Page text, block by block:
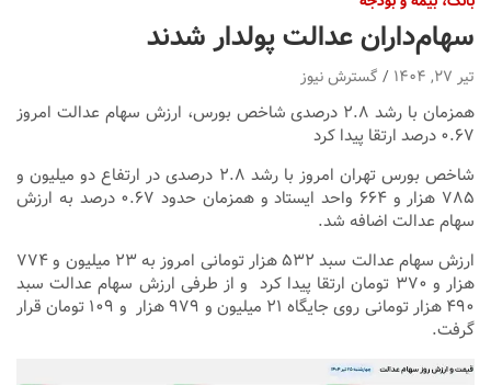
سهام‌داران عدالت پولدار شدند
تیر ۲۷, ۱۴۰۴ گسترش نیوز
همزمان با رشد ۲.۸ درصدی شاخص بورس، ارزش سهام عدالت امروز
۰.۶۷ درصد ارتقا پیدا کرد
شاخص بورس تهران امروز با رشد ۲.۸ درصدی در ارتفاع دو میلیون و
۷۸۵ هزار و ۶۶۴ واحد ایستاد و همزمان حدود ۰.۶۷ درصد به ارزش
سهام عدالت اضافه شد.
ارزش سهام عدالت سبد ۵۳۲ هزار تومانی امروز به ۲۳ میلیون و ۷۷۴
هزار و ۳۷۰ تومان ارتقا پیدا کرد و از طرفی ارزش سهام عدالت سبد
۴۹۰ هزار تومانی روی جایگاه ۲۱ میلیون و ۹۷۹ هزار و ۱۰۹ تومان قرار
گرفت.